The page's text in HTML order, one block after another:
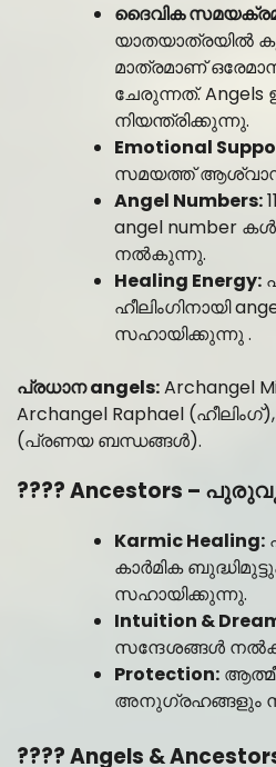
ദൈവിക
യാതയാത്രയിൽ
മാത്രമാണ്
ചേരുന്നത്.
നിയന്ത്രിക്കുന്നു.
Emotional
സമയത്ത്
Angel Numbers:
angel number കൾ
നൽകുന്നു.
Healing Energy:
ഹീലിംഗിനായി
സഹായിക്കുന്നു .
പ്രധാന angels:Archangel
Archangel Raphael
(പ്രണയ ബന്ധങ്ങൾ).
???? Ancestors –
Karmic Healing:
കാർമിക
സഹായിക്കുന്നു.
Intuition &
സന്ദേശങ്ങൾ
Protection:
അനുഗ്രഹങ്ങളും
???? Angels &